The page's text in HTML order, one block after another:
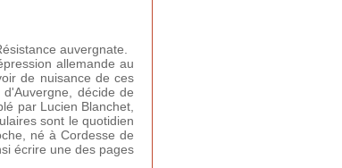
auvergnate.
allemande au
de nuisance de ces
décide de
par Lucien Blanchet,
sont le quotidien
né à Cordesse de
écrire une des pages